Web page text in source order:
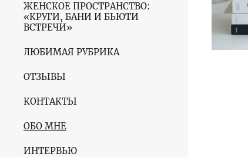
ЖЕНСКОЕ ПРОСТРАНСТВО:
«КРУГИ, БАНИ И БЬЮТИ
ВСТРЕЧИ»
ЛЮБИМАЯ РУБРИКА
ОТЗЫВЫ
КОНТАКТЫ
ОБО МНЕ
ИНТЕРВЬЮ